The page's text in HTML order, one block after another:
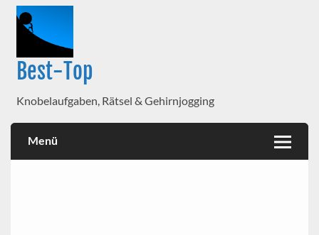
Best-Top
Knobelaufgaben, Rätsel & Gehirnjogging
Menü